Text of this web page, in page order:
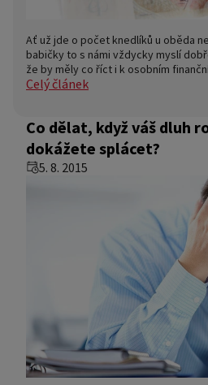
Ať už jde o počet knedlíků u oběda
babičky to s námi vždycky myslí
že by měly co říct i k osobním
Celý článek
Co dělat, když váš dluh
dokážete splácet?
5. 8. 2015